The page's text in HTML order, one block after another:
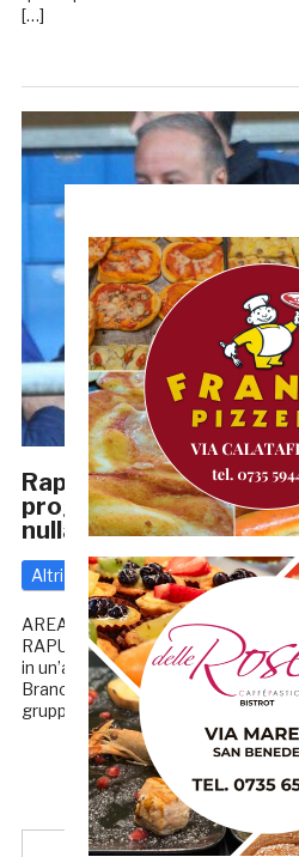
[…]
Rapullino: «Area
progetto. Ma con la
nulla»
Altri Serie D 21 Gennaio 2023
AREA BRANCADORO
RAPULLINO «Il mio obiettivo è
in un’area strategica». Così Luigi
Brancadoro, che pochi giorni fa si
gruppo imprenditoriale, […]